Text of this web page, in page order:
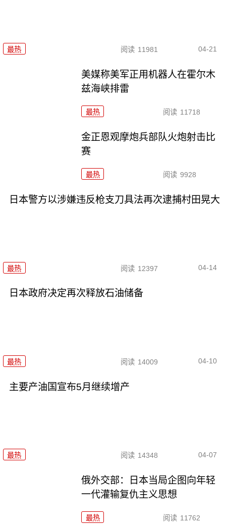
最热 阅读 11981 04-21
美媒称美军正用机器人在霍尔木
兹海峡排雷
最热 阅读 11718
金正恩观摩炮兵部队火炮射击比
赛
最热 阅读 9928
日本警方以涉嫌违反枪支刀具法再次逮捕村田晃大
最热 阅读 12397 04-14
日本政府决定再次释放石油储备
最热 阅读 14009 04-10
主要产油国宣布5月继续增产
最热 阅读 14348 04-07
俄外交部：日本当局企图向年轻
一代灌输复仇主义思想
最热 阅读 11762